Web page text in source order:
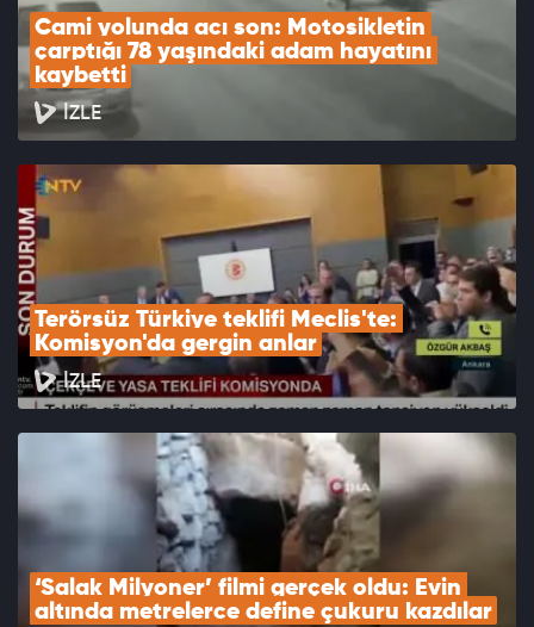
Cami yolunda acı son: Motosikletin
çarptığı 78 yaşındaki adam hayatını
kaybetti
İZLE
Terörsüz Türkiye teklifi Meclis'te:
Komisyon'da gergin anlar
İZLE
‘Salak Milyoner’ filmi gerçek oldu: Evin
altında metrelerce define çukuru kazdılar